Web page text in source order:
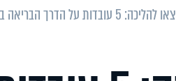
צאו להליכה: 5 עובדות על הדרך הבריאה ביותר להורדה במשקל